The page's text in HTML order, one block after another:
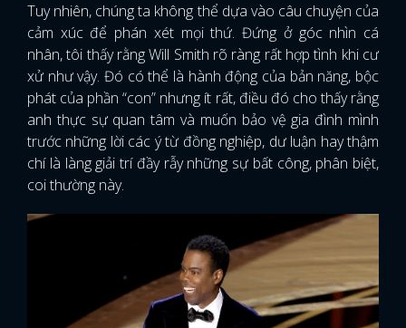
Tuy nhiên, chúng ta không thể dựa vào câu chuyện của
cảm xúc để phán xét mọi thứ. Đứng ở góc nhìn cá
nhân, tôi thấy rằng Will Smith rõ ràng rất hợp tình khi cư
xử như vậy. Đó có thể là hành động của bản năng, bộc
phát của phần “con” nhưng ít rất, điều đó cho thấy rằng
anh thực sự quan tâm và muốn bảo vệ gia đình mình
trước những lời các ý từ đồng nghiệp, dư luận hay thậm
chí là làng giải trí đầy rẫy những sự bất công, phân biệt,
coi thường này.